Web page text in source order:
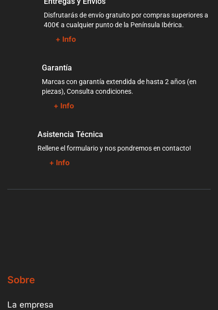
Disfrutarás de envío gratuito por compras superiores a
400€ a cualquier punto de la Península Ibérica.
+ Info
Garantía
Marcas con garantía extendida de hasta 2 años (en
piezas), Consulta condiciones.
+ Info
Asistencia Técnica
Rellene el formulario y nos pondremos en contacto!
+ Info
Sobre
La empresa